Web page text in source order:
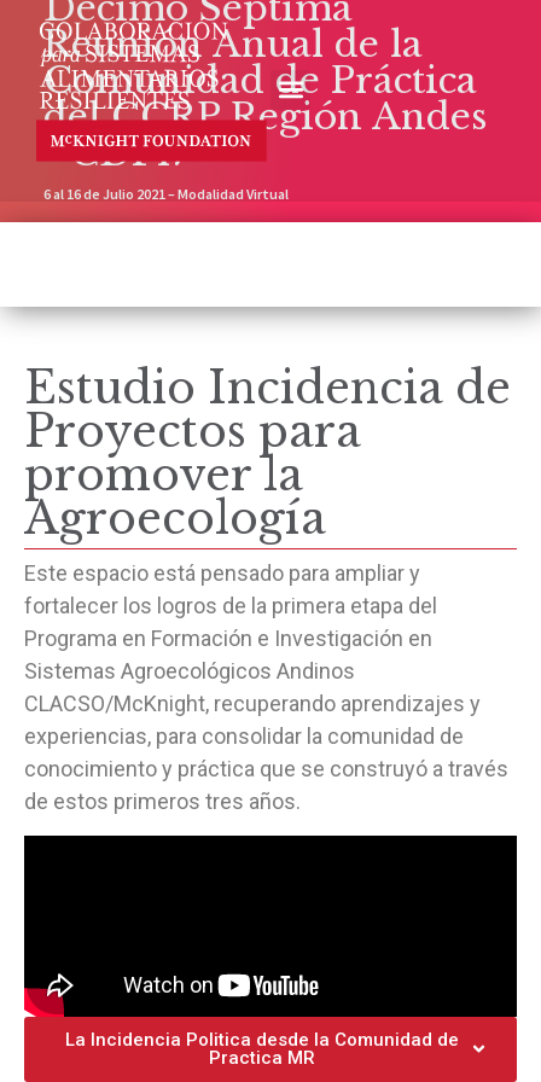
Reunión Anual de la
Comunidad de Práctica
del CCRP Región Andes
- CDP17
6 al 16 de Julio 2021 – Modalidad Virtual
Estudio Incidencia de
Proyectos para
promover la
Agroecología
Este espacio está pensado para ampliar y
fortalecer los logros de la primera etapa del
Programa en Formación e Investigación en
Sistemas Agroecológicos Andinos
CLACSO/McKnight, recuperando aprendizajes y
experiencias, para consolidar la comunidad de
conocimiento y práctica que se construyó a través
de estos primeros tres años.
La Incidencia Politica desde la Comunidad de
Practica MR